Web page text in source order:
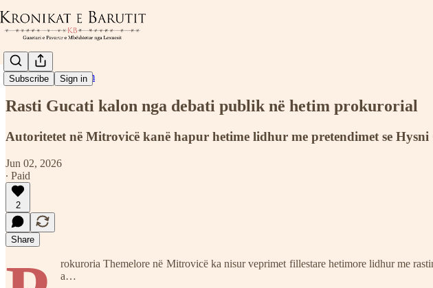
Subscribe Sign in
Lajme dhe Raportim
Rasti Gucati kalon nga debati publik në hetim prokurorial
Autoritetet në Mitrovicë kanë hapur hetime lidhur me pretendimet se
Jun 02, 2026
∙ Paid
2
Share
rokuroria Themelore në Mitrovicë ka nisur veprimet fillestare hetimore lidhur me
a…